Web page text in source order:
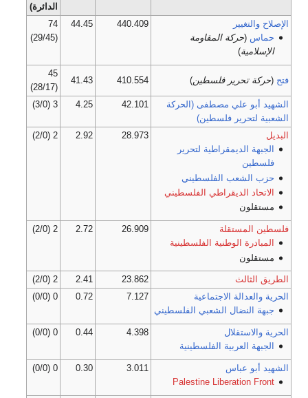
الدائرة)
الإصلاح والتغيير
حماس (حركة المقاومة
الإسلامية)
440.409
44.45
74
(29/45)
فتح (حركة تحرير فلسطين)
410.554
41.43
45
(28/17)
الشهيد أبو علي مصطفى (الحركة
الشعبية لتحرير فلسطين)
42.101
4.25
3 (3/0)
البديل
الجبهة الديمقراطية لتحرير
فلسطين
حزب الشعب الفلسطيني
الاتحاد الديقراطي الفلسطيني
مستقلون
28.973
2.92
2 (2/0)
فلسطين المستقلة
المبادرة الوطنية الفلسطينية
مستقلون
26.909
2.72
2 (2/0)
الطريق الثالث 23.862
2.41
2 (2/0)
الحرية والعدالة الاجتماعية
جبهة النضال الشعبي الفلسطيني
7.127
0.72
0 (0/0)
الحرية والاستقلال
الجبهة العربية الفلسطينية
4.398
0.44
0 (0/0)
الشهيد أبو عباس
Palestine Liberation Front
3.011
0.30
0 (0/0)